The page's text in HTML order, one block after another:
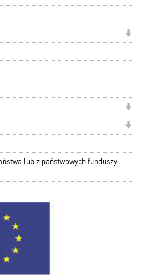
lub z państwowych funduszy